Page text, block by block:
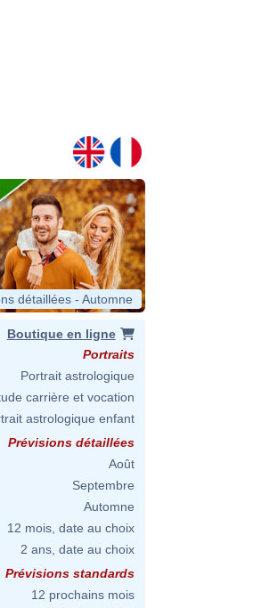
détaillées - Automne
Boutique en ligne
Portraits
Portrait astrologique
carrière et vocation
astrologique enfant
Prévisions détaillées
Août
Septembre
Automne
12 mois, date au choix
2 ans, date au choix
Prévisions standards
12 prochains mois